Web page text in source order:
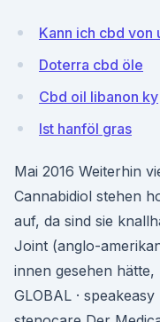
Kann ich cbd von
Doterra cbd öle
Cbd oil libanon ky
Ist hanföl gras
Mai 2016 Weiterhin
Cannabidiol stehen
auf, da sind sie
Joint (anglo-
innen gesehen hätte,
GLOBAL · speakeasy